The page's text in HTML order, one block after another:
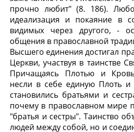
прочно любит" (8. 186).
идеализация и покаяние в
видимых через другого, -
общения в православной
Высшего единения достигал
Церкви, участвуя в таинстве
Причащаясь Плотью и
несли в себе единую Плоть
становились братьями и
почему в православном мире
"братья и сестры". Таинство
людей между собой, но и